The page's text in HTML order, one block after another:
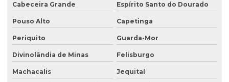
Cabeceira Grande Espírito Santo do Dourado
Pouso Alto Capetinga
Periquito Guarda-Mor
Divinolândia de Minas Felisburgo
Machacalis Jequitaí